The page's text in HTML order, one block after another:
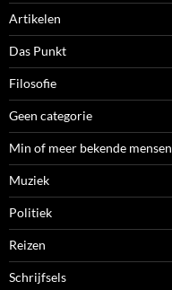
Artikelen
Das Punkt
Filosofie
Geen categorie
Min of meer bekende mensen
Muziek
Politiek
Reizen
Schrijfsels